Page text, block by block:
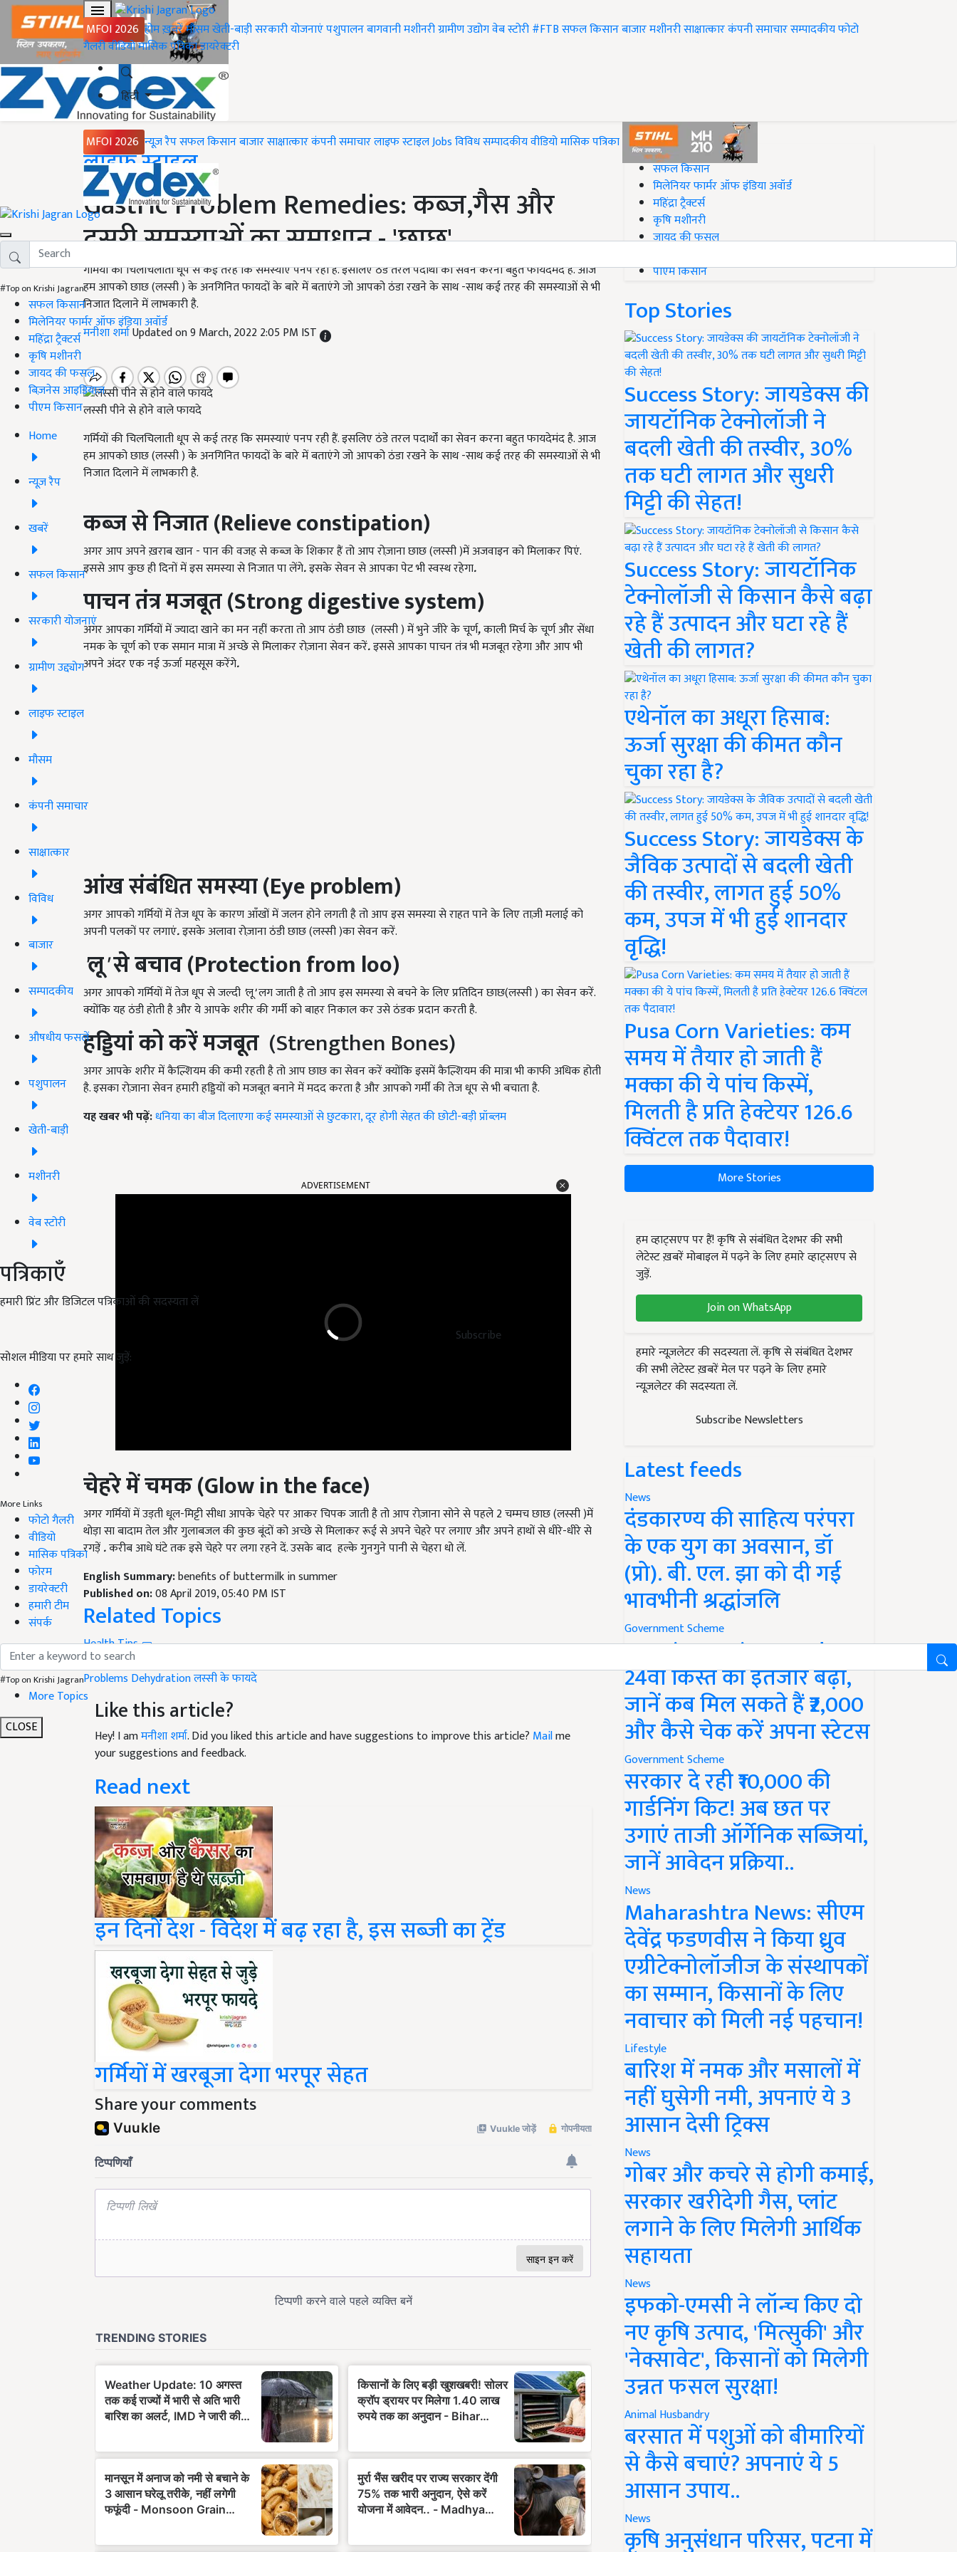
MFOI 2026 होमख़बरेंमौसमखेती-बाड़ीसरकारी योजनाएंपशुपालनबागवानीमशीनरीग्रामीण उद्योगवेब स्टोरी#FTBसफल किसानबाजारमशीनरीसाक्षात्कारकंपनी समाचारसम्पादकीयफोटो
गैलरीवीडियोमासिक पत्रिकाडायरेक्टरी
हिंदी
MFOI 2026 न्यूज़ रैपसफल किसानबाजारसाक्षात्कारकंपनी समाचारलाइफ स्टाइलJobsविविधसम्पादकीयवीडियोमासिक पत्रिका
#Top on Krishi Jagran
सफल किसान
मिलेनियर फार्मर ऑफ इंडिया अवॉर्ड
महिंद्रा ट्रैक्टर्स
कृषि मशीनरी
जायद की फसल
बिज़नेस आइडियाज
पीएम किसान
Home
न्यूज़ रैप
खबरें
सफल किसान
सरकारी योजनाएं
ग्रामीण उद्द्योग
लाइफ स्टाइल
मौसम
कंपनी समाचार
साक्षात्कार
विविध
बाजार
सम्पादकीय
औषधीय फसलें
पशुपालन
खेती-बाड़ी
मशीनरी
वेब स्टोरी
पत्रिकाएँ
हमारी प्रिंट और डिजिटल पत्रिकाओं की सदस्यता लें
Subscribe
सोशल मीडिया पर हमारे साथ जुड़ें:
More Links
फोटो गैलरी
वीडियो
मासिक पत्रिका
फोरम
डायरेक्टरी
हमारी टीम
संपर्क
#Top on Krishi Jagran
More Topics
CLOSE
Home
लाइफ स्टाइल
Gastric Problem Remedies: कब्ज़,गैस और
दूसरी समस्याओं का समाधान - 'छाछ'
गर्मियों की चिलचिलाती धूप से कई तरह कि समस्याएं पनप रही हैं. इसलिए ठंडे तरल पदार्थों का सेवन करना बहुत फायदेमंद है. आज
हम आपको छाछ (लस्सी ) के अनगिनित फायदों के बारे में बताएंगे जो आपको ठंडा रखने के साथ -साथ कई तरह की समस्याओं से भी
निजात दिलाने में लाभकारी है.
मनीशा शर्माUpdated on 9 March, 2022 2:05 PM IST
लस्सी पीने से होने वाले फायदे
गर्मियों की चिलचिलाती धूप से कई तरह कि समस्याएं पनप रही हैं. इसलिए ठंडे तरल पदार्थों का सेवन करना बहुत फायदेमंद है. आज
हम आपको छाछ (लस्सी ) के अनगिनित फायदों के बारे में बताएंगे जो आपको ठंडा रखने के साथ -साथ कई तरह की समस्याओं से भी
निजात दिलाने में लाभकारी है.
कब्ज से निजात (Relieve constipation)
अगर आप अपने ख़राब खान - पान की वजह से कब्ज के शिकार हैं तो आप रोज़ाना छाछ (लस्सी )में अजवाइन को मिलाकर पिएं.
इससे आप कुछ ही दिनों में इस समस्या से निजात पा लेंगे.इसके सेवन से आपका पेट भी स्वस्थ रहेगा.
पाचन तंत्र मजबूत (Strong digestive system)
अगर आपका गर्मियों में ज्यादा खाने का मन नहीं करता तो आप ठंडी छाछ (लस्सी ) में भुने जीरे के चूर्ण,काली मिर्च के चूर्ण और सेंधा
नमक के चूर्ण को एक समान मात्रा में अच्छे से मिलाकर रोज़ाना सेवन करें.इससे आपका पाचन तंत्र भी मजबूत रहेगा और आप भी
अपने अंदर एक नई ऊर्जा महसूस करेंगे.
आंख संबंधित समस्या (Eye problem)
अगर आपको गर्मियों में तेज धूप के कारण आँखों में जलन होने लगती है तो आप इस समस्या से राहत पाने के लिए ताज़ी मलाई को
अपनी पलकों पर लगाएं.इसके अलावा रोज़ाना ठंडी छाछ (लस्सी )का सेवन करें.
'लू'से बचाव (Protection from loo)
अगर आपको गर्मियों में तेज धूप से जल्दी 'लू'लग जाती है तो आप इस समस्या से बचने के लिए प्रतिदिन छाछ(लस्सी ) का सेवन करें.
क्योंकि यह ठंडी होती है और ये आपके शरीर की गर्मी को बाहर निकाल कर उसे ठंडक प्रदान करती है.
हड्डियां को करें मजबूत (Strengthen Bones)
अगर आपके शरीर में कैल्शियम की कमी रहती है तो आप छाछ का सेवन करें क्योंकि इसमें कैल्शियम की मात्रा भी काफी अधिक होती
है. इसका रोज़ाना सेवन हमारी हड्डियों को मजबूत बनाने में मदद करता है और आपको गर्मीं की तेज धूप से भी बचाता है.
यह खबर भी पढ़ें:धनिया का बीज दिलाएगा कई समस्याओं से छुटकारा, दूर होगी सेहत की छोटी-बड़ी प्रॉब्लम
चेहरे में चमक (Glow in the face)
अगर गर्मियों में उड़ती धूल-मिट्टी सीधा आपके चेहरे पर आकर चिपक जाती है तो आप रोज़ाना सोने से पहले 2 चम्मच छाछ (लस्सी )में
थोड़ा सा बादाम तेल और गुलाबजल की कुछ बूंदों को अच्छे से मिलाकर रूई से अपने चेहरे पर लगाए और अपने हाथों से धीरे-धीरे से
रगड़ें.करीब आधे घंटे तक इसे चेहरे पर लगा रहने दें. उसके बादहल्के गुनगुने पानी से चेहरा धो लें.
English Summary:
Published on:08 April 2019, 05:40 PM IST
Related Topics
Health Tips
Benefits of ButtermilkGlowing Skin Hindi TipsHomemade Beauty SecretsGharelu NuskeConstipation
ProblemsDehydration
Like this article?
Hey! I amमनीशा शर्मा . Did you liked this article and have suggestions to improve this article?
your suggestions and feedback.
Read next
इन दिनों देश - विदेश में बढ़ रहा है, इस सब्ज़ी का ट्रेंड
गर्मियों में खरबूजा देगा भरपूर सेहत
Share your comments
#Top on Krishi Jagran
सफल किसान
मिलेनियर फार्मर ऑफ इंडिया अवॉर्ड
महिंद्रा ट्रैक्टर्स
कृषि मशीनरी
जायद की फसल
पीएम किसान
Top Stories
Success Story: जायडेक्स की
जायटॉनिक टेक्नोलॉजी ने
बदली खेती की तस्वीर, 30%
तक घटी लागत और सुधरी
मिट्टी की सेहत!
Success Story: जायटॉनिक
टेक्नोलॉजी से किसान कैसे बढ़ा
रहे हैं उत्पादन और घटा रहे हैं
खेती की लागत?
एथेनॉल का अधूरा हिसाब:
ऊर्जा सुरक्षा की कीमत कौन
चुका रहा है?
Success Story: जायडेक्स के
जैविक उत्पादों से बदली खेती
की तस्वीर, लागत हुई 50%
कम, उपज में भी हुई शानदार
वृद्धि!
Pusa Corn Varieties: कम
समय में तैयार हो जाती हैं
मक्का की ये पांच किस्में,
मिलती है प्रति हेक्टेयर 126.6
क्विंटल तक पैदावार!
More Stories
हम व्हाट्सएप पर हैं! कृषि से संबंधित देशभर की सभी
लेटेस्ट ख़बरें मोबाइल में पढ़ने के लिए हमारे व्हाट्सएप से
जुड़ें.
Join on WhatsApp
हमारे न्यूज़लेटर की सदस्यता लें. कृषि से संबंधित देशभर
की सभी लेटेस्ट ख़बरें मेल पर पढ़ने के लिए हमारे
न्यूज़लेटर की सदस्यता लें.
Subscribe Newsletters
Latest feeds
News
दंडकारण्य की साहित्य परंपरा
के एक युग का अवसान, डॉ
(प्रो). बी. एल. झा को दी गई
भावभीनी श्रद्धांजलि
Government Scheme
PM Kisan Yojana Update:
24वीं किस्त का इंतजार बढ़ा,
जानें कब मिल सकते हैं ₹2,000
और कैसे चेक करें अपना स्टेटस
Government Scheme
सरकार दे रही ₹10,000 की
गार्डनिंग किट! अब छत पर
उगाएं ताजी ऑर्गेनिक सब्जियां,
जानें आवेदन प्रक्रिया..
News
Maharashtra News: सीएम
देवेंद्र फडणवीस ने किया ध्रुव
एग्रीटेक्नोलॉजीज के संस्थापकों
का सम्मान, किसानों के लिए
नवाचार को मिली नई पहचान!
Lifestyle
बारिश में नमक और मसालों में
नहीं घुसेगी नमी, अपनाएं ये 3
आसान देसी ट्रिक्स
News
गोबर और कचरे से होगी कमाई,
सरकार खरीदेगी गैस, प्लांट
लगाने के लिए मिलेगी आर्थिक
सहायता
News
इफको-एमसी ने लॉन्च किए दो
नए कृषि उत्पाद, 'मित्सुकी' और
'नेक्सावेट', किसानों को मिलेगी
उन्नत फसल सुरक्षा!
Animal Husbandry
बरसात में पशुओं को बीमारियों
से कैसे बचाएं? अपनाएं ये 5
आसान उपाय..
News
कृषि अनुसंधान परिसर, पटना में